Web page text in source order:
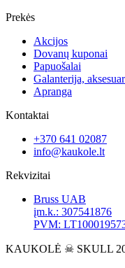
Prekės
Akcijos
Dovanų kuponai
Papuošalai
Galanterija,
Apranga
Kontaktai
+370 641 02087
info@kaukole.lt
Rekvizitai
Bruss UAB
įm.k.: 307541876
PVM:
KAUKOLĖ ☠ SKULL